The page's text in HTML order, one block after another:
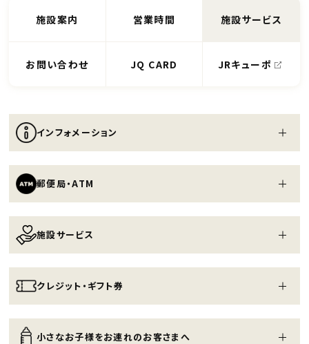
施設案内 営業時間 施設サービス
お問い合わせ JQ CARD JRキューポ
インフォメーション
郵便局・ATM
施設サービス
クレジット・ギフト券
小さなお子様をお連れのお客さまへ